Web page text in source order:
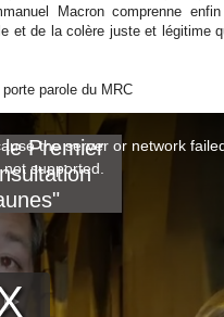
Macron comprenne
et de la colère juste et légitime
parole du MRC